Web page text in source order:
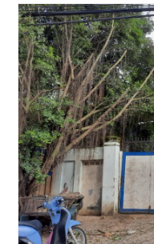
Long
An